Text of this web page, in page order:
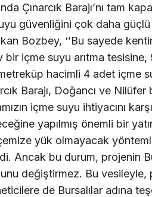
Çınarcık Barajı’nı tam
güvenliğini çok daha
Bozbey, ‘’Bu sayede
içme suyu arıtma
hacimli 4 adet içme
Barajı, Doğancı ve Nilüfer
içme suyu ihtiyacını
yapılmış önemli bir
yük olmayacak
Ancak bu durum, projenin
değiştirmez. Bu vesileyle,
de Bursalılar adına